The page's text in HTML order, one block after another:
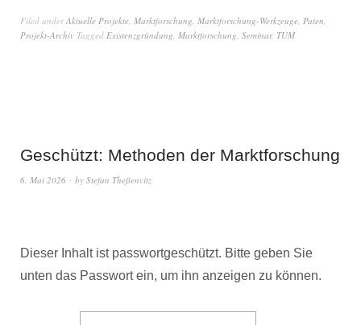
Filed underAktuelle Projekte, Marktforschung, Marktforschung-Werkzeuge, Paten,
Projekt-Archiv Tagged Existenzgründung, Marktforschung, Seminar, TUM
Geschützt: Methoden der Marktforschung
6. Mai 2026 by Stefan Theßenvitz
Dieser Inhalt ist passwortgeschützt. Bitte geben Sie
unten das Passwort ein, um ihn anzeigen zu können.